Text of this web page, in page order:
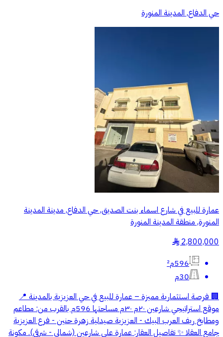
حي الدفاع, المدينة المنورة
عمارة للبيع في شارع اسماء بنت الصديق, حي الدفاع, مدينة المدينة
المنورة, منطقة المدينة المنورة
2,800,000
§
596م²
30م
🏢 فرصة استثمارية مميزة – عمارة للبيع في حي العزيزية بالمدينة 📍
موقع استراتيجي شارعين ٢٠م ٣٠م مساحتها 596م بالقرب من: مطاعم
ومطابخ ريف العرب البيك - العزيزية صيدلية زهرة حنين - فرع العزيزية
جامع العقلا ✨ تفاصيل العقار: عمارة على شارعين (شمالي - شرقي). مكونة